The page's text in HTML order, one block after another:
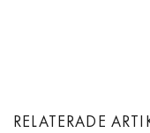
RELATERADE